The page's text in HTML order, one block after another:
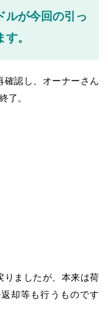
ルが今回の引っ
。
確認し、オーナーさん
了。
りましたが、本来は荷
却等も行うものです